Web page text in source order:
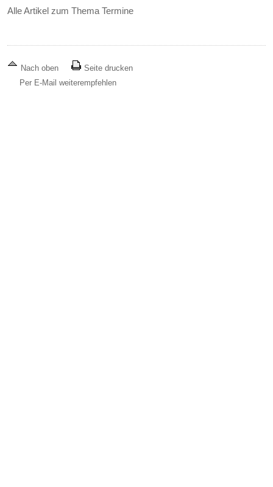
Alle Artikel zum Thema Termine
Nach oben
Seite drucken
Per E-Mail weiterempfehlen